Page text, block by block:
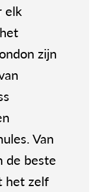
elk
zijn
Van
de beste
het zelf